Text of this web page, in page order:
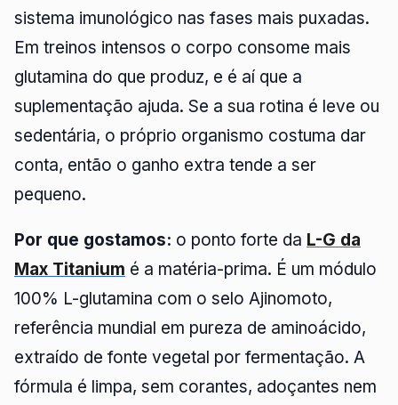
sistema imunológico nas fases mais puxadas.
Em treinos intensos o corpo consome mais
glutamina do que produz, e é aí que a
suplementação ajuda. Se a sua rotina é leve ou
sedentária, o próprio organismo costuma dar
conta, então o ganho extra tende a ser
pequeno.
Por que gostamos: o ponto forte da L-G da
Max Titanium é a matéria-prima. É um módulo
100% L-glutamina com o selo Ajinomoto,
referência mundial em pureza de aminoácido,
extraído de fonte vegetal por fermentação. A
fórmula é limpa, sem corantes, adoçantes nem